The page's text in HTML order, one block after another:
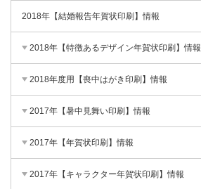
2018年【結婚報告年賀状印刷】情報
2018年【特徴あるデザイン年賀状印刷】情報
2018年度用【喪中はがき印刷】情報
2017年【暑中見舞い印刷】情報
2017年【年賀状印刷】情報
2017年【キャラクター年賀状印刷】情報